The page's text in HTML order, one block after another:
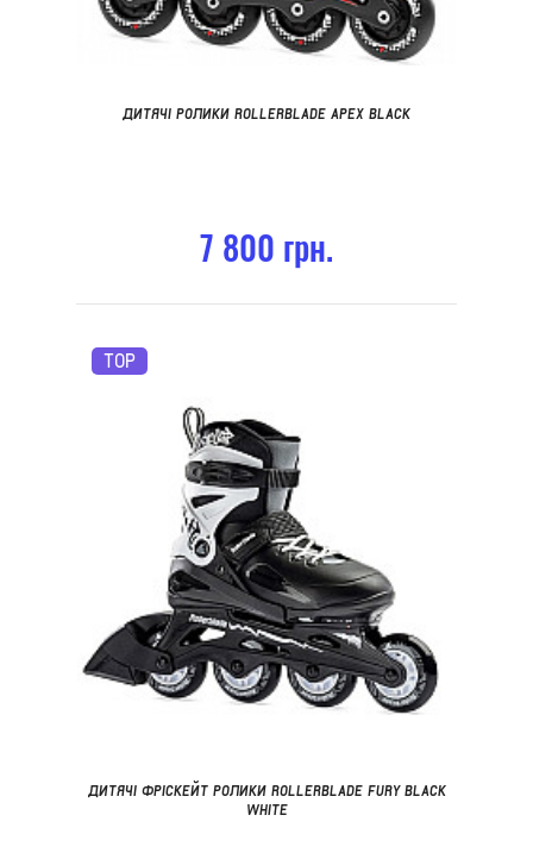
ДИТЯЧІ РОЛИКИ ROLLERBLADE APEX BLACK
7 800 грн.
TOP
ДИТЯЧІ ФРІСКЕЙТ РОЛИКИ ROLLERBLADE FURY BLACK
WHITE